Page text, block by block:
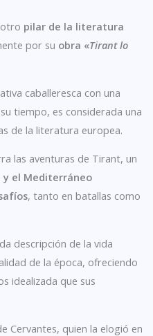
pilar de la literatura
por su obra «Tirant lo
caballeresca con una
tiempo, es considerada una
de la literatura europea.
las aventuras de Tirant, un
y el Mediterráneo
, tanto en batallas como
descripción de la vida
de la época, ofreciendo
idealizada que sus
Cervantes, quien la elogió en